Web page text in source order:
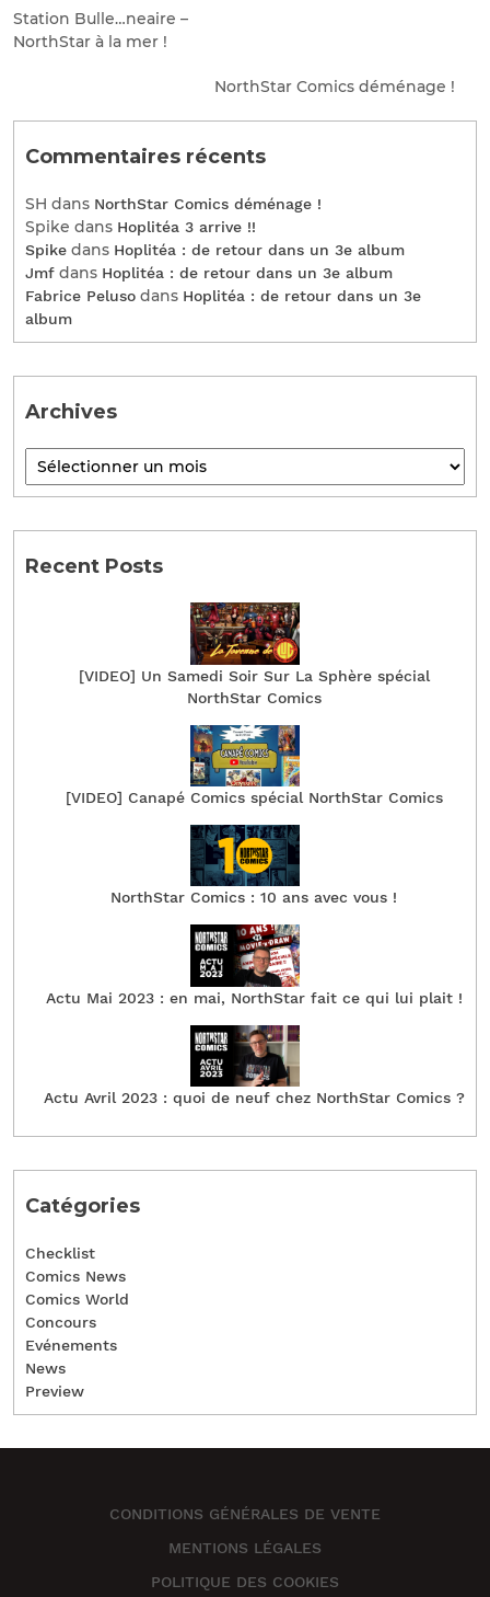
Station Bulle…neaire –
NorthStar à la mer !
NorthStar Comics déménage !
Commentaires récents
SH dans NorthStar Comics déménage !
Spike dans Hoplitéa 3 arrive !!
Spike dans Hoplitéa : de retour dans un 3e album
Jmf dans Hoplitéa : de retour dans un 3e album
Fabrice Peluso dans Hoplitéa : de retour dans un 3e
album
Archives
Recent Posts
[VIDEO] Un Samedi Soir Sur La Sphère spécial
NorthStar Comics
[VIDEO] Canapé Comics spécial NorthStar Comics
NorthStar Comics : 10 ans avec vous !
Actu Mai 2023 : en mai, NorthStar fait ce qui lui plait !
Actu Avril 2023 : quoi de neuf chez NorthStar Comics ?
Catégories
Checklist
Comics News
Comics World
Concours
Evénements
News
Preview
CONDITIONS GÉNÉRALES DE VENTE
MENTIONS LÉGALES
POLITIQUE DES COOKIES